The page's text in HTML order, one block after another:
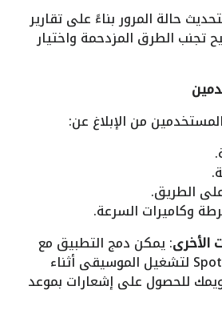
حالة المرور بناءً على تقارير
تجنب الطرق المزدحمة واختيار
من الإبلاغ عن:
الطريق.
وكاميرات السرعة.
الأخرى: يمكن دمج التطبيق مع
خدمات أخرى مثل Spotify لتشغيل الموسيقى أثناء
للحصول على إشعارات بموعد